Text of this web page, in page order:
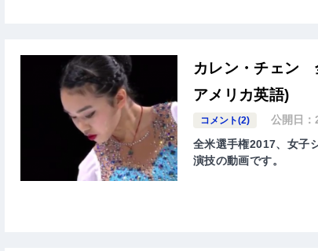
カレン・チェン
アメリカ英語)
コメント(2) 公開日：
全米選手権2017、女子
演技の動画です。